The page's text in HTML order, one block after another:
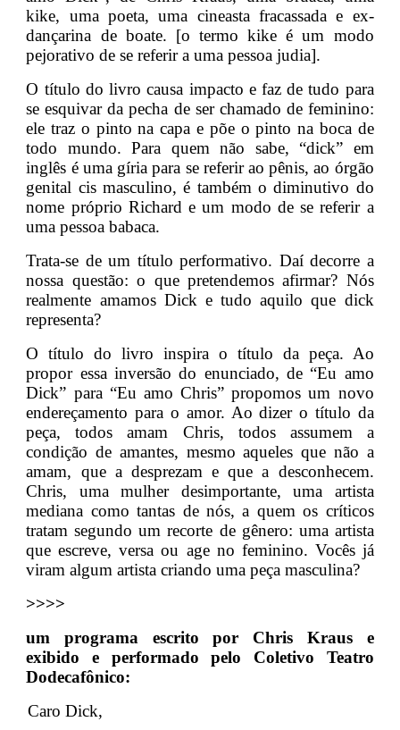
kike, uma poeta, uma cineasta fracassada e ex-
dançarina de boate. [o termo kike é um modo
pejorativo de se referir a uma pessoa judia].
O título do livro causa impacto e faz de tudo para
se esquivar da pecha de ser chamado de feminino:
ele traz o pinto na capa e põe o pinto na boca de
todo mundo. Para quem não sabe, “dick” em
inglês é uma gíria para se referir ao pênis, ao órgão
genital cis masculino, é também o diminutivo do
nome próprio Richard e um modo de se referir a
uma pessoa babaca.
Trata-se de um título performativo. Daí decorre a
nossa questão: o que pretendemos afirmar? Nós
realmente amamos Dick e tudo aquilo que dick
representa?
O título do livro inspira o título da peça. Ao
propor essa inversão do enunciado, de “Eu amo
Dick” para “Eu amo Chris” propomos um novo
endereçamento para o amor. Ao dizer o título da
peça, todos amam Chris, todos assumem a
condição de amantes, mesmo aqueles que não a
amam, que a desprezam e que a desconhecem.
Chris, uma mulher desimportante, uma artista
mediana como tantas de nós, a quem os críticos
tratam segundo um recorte de gênero: uma artista
que escreve, versa ou age no feminino. Vocês já
viram algum artista criando uma peça masculina?
>>>>
um programa escrito por Chris Kraus e
exibido e performado pelo Coletivo Teatro
Dodecafônico:
Caro Dick,